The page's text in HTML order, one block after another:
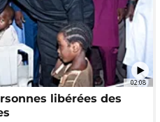
02:08
libérées des